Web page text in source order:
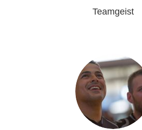
Teamgeist